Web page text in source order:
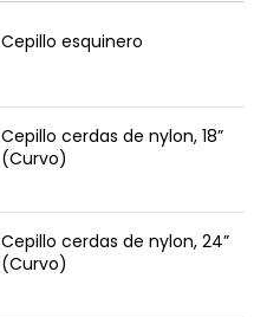
Cepillo esquinero
Cepillo cerdas de nylon, 18”
(Curvo)
Cepillo cerdas de nylon, 24”
(Curvo)